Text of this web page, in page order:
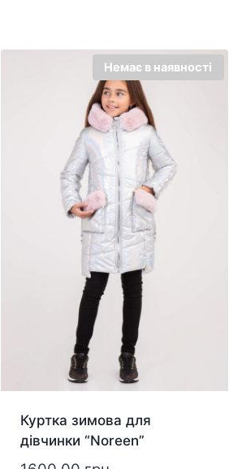
Немає в наявності
Куртка зимова для
дівчинки “Noreen”